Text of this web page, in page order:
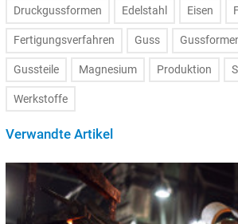
Druckgussformen Edelstahl Eisen
Fertigungsverfahren Guss
Gussteile Magnesium Produktion
Werkstoffe
Verwandte Artikel